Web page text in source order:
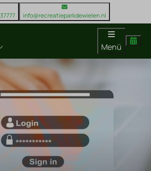
info@recreatieparkdewielen.nl
Menü